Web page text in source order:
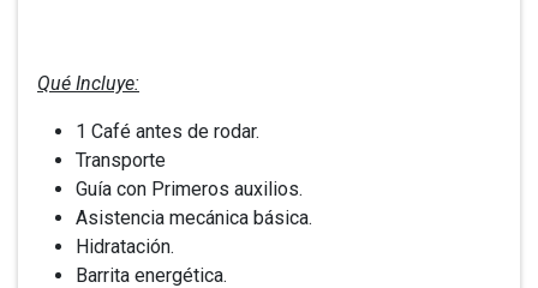
Qué Incluye:
1 Café antes de rodar.
Transporte
Guía con Primeros auxilios.
Asistencia mecánica básica.
Hidratación.
Barrita energética.